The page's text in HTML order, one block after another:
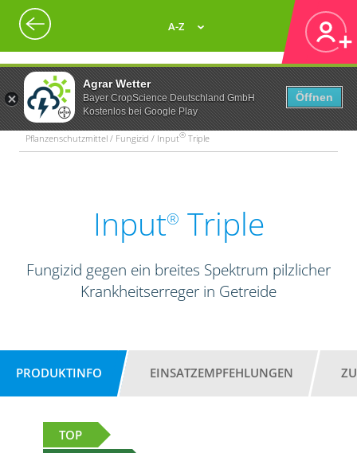
Agrar Wetter
Bayer CropScience Deutschland GmbH
Kostenlos bei Google Play
Öffnen
A-Z
Pflanzenschutzmittel / Fungizid / Input® Triple
Input® Triple
Fungizid gegen ein breites Spektrum pilzlicher
Krankheitserreger in Getreide
PRODUKTINFO EINSATZEMPFEHLUNGEN
TOP